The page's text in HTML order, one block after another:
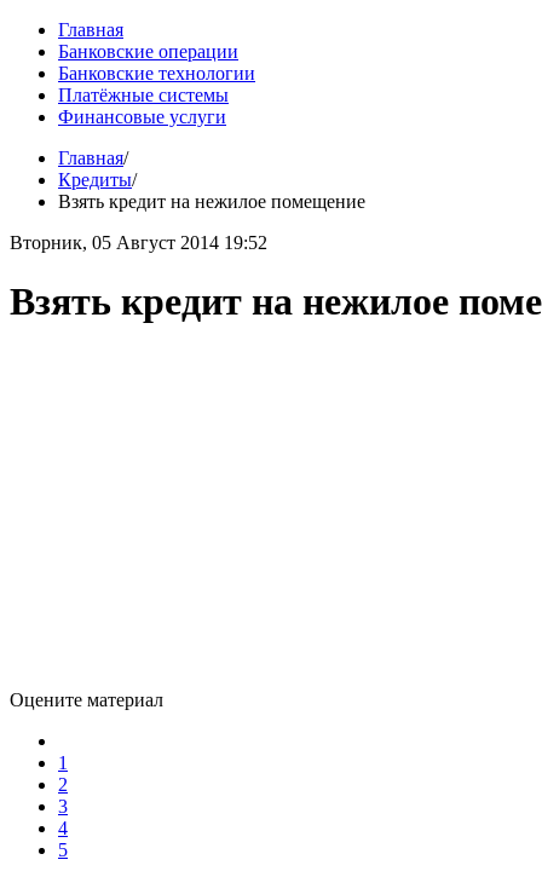
Главная
Банковские операции
Банковские технологии
Платёжные системы
Финансовые услуги
Главная/
Кредиты/
Взять кредит на нежилое помещение
Вторник, 05 Август 2014 19:52
Взять кредит на нежилое
Оцените материал
1
2
3
4
5